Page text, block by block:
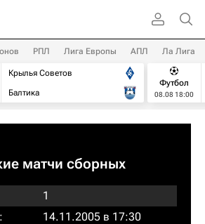
РПЛ Лига Европы АПЛ Ла Лига
Крылья Советов
Балтика
Футбол
08.08 18:00
матчи сборных
1
14.11.2005 в 17:30